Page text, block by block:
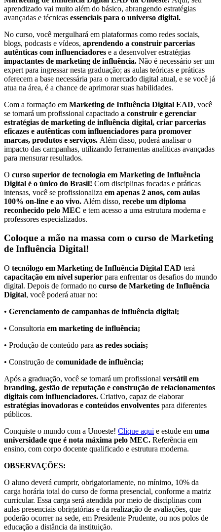
aprendizado vai muito além do básico, abrangendo estratégias
avançadas e técnicas essenciais para o universo digital.
No curso, você mergulhará em plataformas como redes sociais,
blogs, podcasts e vídeos, aprendendo a construir parcerias
autênticas com influenciadores e a desenvolver estratégias
impactantes de marketing de influência. Não é necessário ser um
expert para ingressar nesta graduação; as aulas teóricas e práticas
oferecem a base necessária para o mercado digital atual, e se você já
atua na área, é a chance de aprimorar suas habilidades.
Com a formação em Marketing de Influência Digital EAD, você
se tornará um profissional capacitado a construir e gerenciar
estratégias de marketing de influência digital, criar parcerias
eficazes e autênticas com influenciadores para promover
marcas, produtos e serviços. Além disso, poderá analisar o
impacto das campanhas, utilizando ferramentas analíticas avançadas
para mensurar resultados.
O curso superior de tecnologia em Marketing de Influência
Digital é o único do Brasil! Com disciplinas focadas e práticas
intensas, você se profissionaliza em apenas 2 anos, com aulas
100% on-line e ao vivo. Além disso, recebe um diploma
reconhecido pelo MEC e tem acesso a uma estrutura moderna e
professores especializados.
Coloque a mão na massa com o curso de Marketing
de Influência Digital!
O tecnólogo em Marketing de Influência Digital EAD terá
capacitação em nível superior para enfrentar os desafios do mundo
digital. Depois de formado no curso de Marketing de Influência
Digital, você poderá atuar no:
• Gerenciamento de campanhas de influência digital;
• Consultoria em marketing de influência;
• Produção de conteúdo para as redes sociais;
• Construção de comunidade de influência;
Após a graduação, você se tornará um profissional versátil em
branding, gestão de reputação e construção de relacionamentos
digitais com influenciadores. Criativo, capaz de elaborar
estratégias inovadoras e conteúdos envolventes para diferentes
públicos.
Conquiste o mundo com a Unoeste! Clique aqui e estude em uma
universidade que é nota máxima pelo MEC. Referência em
ensino, com corpo docente qualificado e estrutura moderna.
OBSERVAÇÕES:
O aluno deverá cumprir, obrigatoriamente, no mínimo, 10% da
carga horária total do curso de forma presencial, conforme a matriz
curricular. Essa carga será atendida por meio de disciplinas com
aulas presenciais obrigatórias e da realização de avaliações, que
poderão ocorrer na sede, em Presidente Prudente, ou nos polos de
educação a distância da instituição.